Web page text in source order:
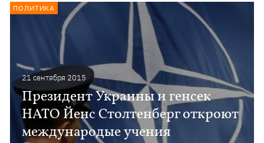
21 сентября 2015
Президент Украины и генсек
НАТО Йенс Столтенберг откроют
международые учения
ПОЛИТИКА